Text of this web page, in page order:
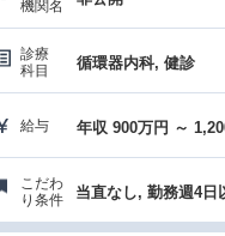
機関名
診療
科目
循環器内科, 健診
給与 年収 900万円 ～
こだわ
り条件
当直なし, 勤務週4日